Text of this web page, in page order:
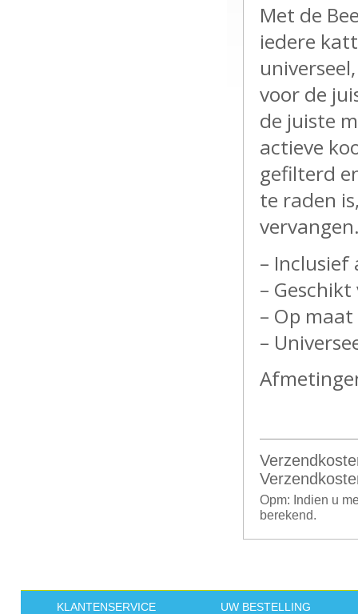
Met de
iedere
voor de
de juiste
actieve
gefilterd
te raden
– Inclusief
–
– Op
–
Opm: Indien u
berekend.
KLANTENSERVICE
UW BESTELLING